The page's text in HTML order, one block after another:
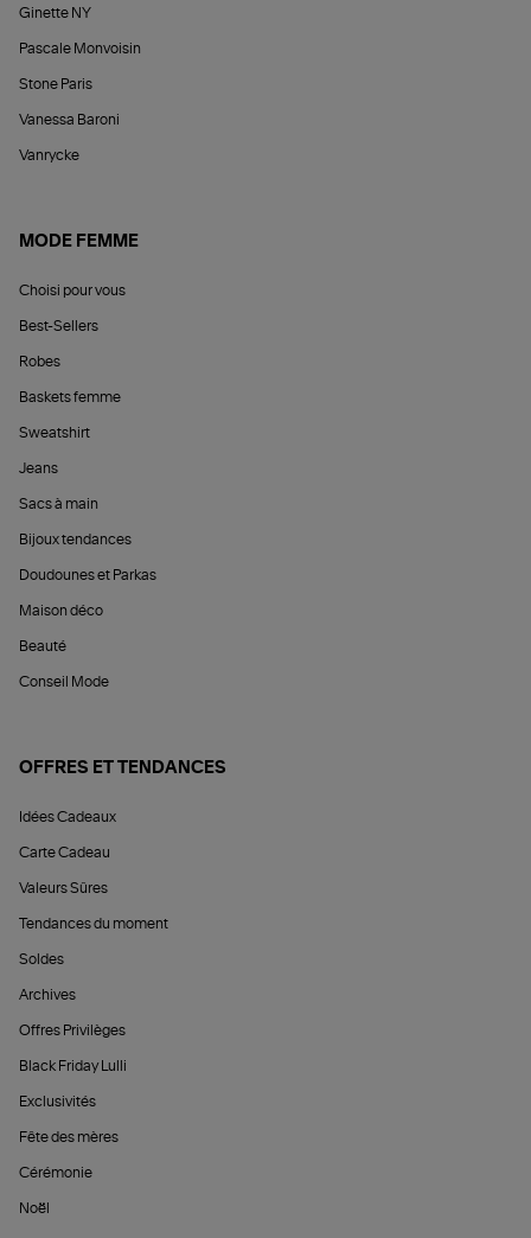
Ginette NY
Pascale Monvoisin
Stone Paris
Vanessa Baroni
Vanrycke
MODE FEMME
Choisi pour vous
Best-Sellers
Robes
Baskets femme
Sweatshirt
Jeans
Sacs à main
Bijoux tendances
Doudounes et Parkas
Maison déco
Beauté
Conseil Mode
OFFRES ET TENDANCES
Idées Cadeaux
Carte Cadeau
Valeurs Sûres
Tendances du moment
Soldes
Archives
Offres Privilèges
Black Friday Lulli
Exclusivités
Fête des mères
Cérémonie
Noël